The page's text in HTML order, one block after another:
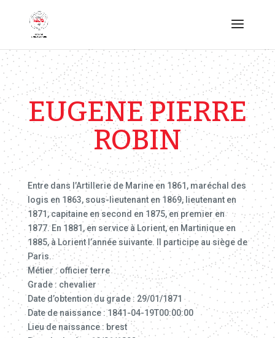
EUGENE PIERRE
ROBIN
Entre dans l’Artillerie de Marine en 1861, maréchal des
logis en 1863, sous-lieutenant en 1869, lieutenant en
1871, capitaine en second en 1875, en premier en
1877. En 1881, en service à Lorient, en Martinique en
1885, à Lorient l’année suivante. Il participe au siège de
Paris.
Métier : officier terre
Grade : chevalier
Date d’obtention du grade : 29/01/1871
Date de naissance : 1841-04-19T00:00:00
Lieu de naissance : brest